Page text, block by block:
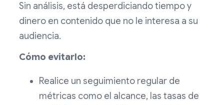
Sin análisis, está desperdiciando tiempo y
dinero en contenido que no le interesa a su
audiencia.
Cómo evitarlo:
Realice un seguimiento regular de
métricas como el alcance, las tasas de